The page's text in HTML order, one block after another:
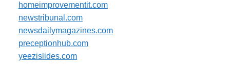
homeimprovementit.com
newstribunal.com
newsdailymagazines.com
preceptionhub.com
yeezislides.com